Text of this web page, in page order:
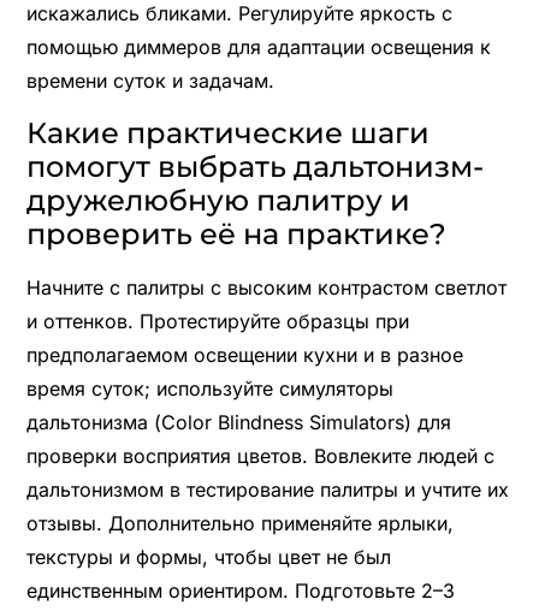
искажались бликами. Регулируйте яркость с
помощью диммеров для адаптации освещения к
времени суток и задачам.
Какие практические шаги
помогут выбрать дальтонизм-
дружелюбную палитру и
проверить её на практике?
Начните с палитры с высоким контрастом светлот
и оттенков. Протестируйте образцы при
предполагаемом освещении кухни и в разное
время суток; используйте симуляторы
дальтонизма (Color Blindness Simulators) для
проверки восприятия цветов. Вовлеките людей с
дальтонизмом в тестирование палитры и учтите их
отзывы. Дополнительно применяйте ярлыки,
текстуры и формы, чтобы цвет не был
единственным ориентиром. Подготовьте 2–3